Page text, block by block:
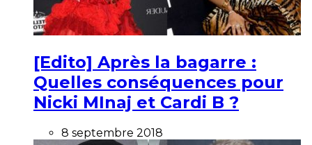
[Edito] Après la bagarre :
Quelles conséquences pour
Nicki MInaj et Cardi B ?
8 septembre 2018